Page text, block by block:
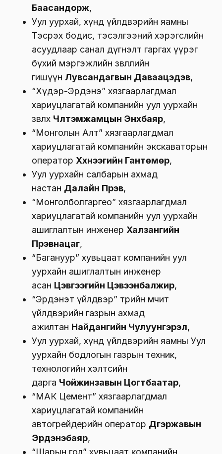
Баасандорж,
Уул уурхай, хүнд үйлдвэрийн яамны
Тэсрэх бодис, тэсэлгээний хэрэгслийн
асуудлаар санал дүгнэлт гаргах үүрэг
бүхий мэргэжлийн зөвлөлийн
гишүүн Лувсандагвын Даваацэдэв,
“Хүдэр-Эрдэнэ” хязгаарлагдмал
хариуцлагатай компанийн уул уурхайн
зөвлөх Чүлтэмжамцын Энхбаяр,
“Монголын Алт” хязгаарлагдмал
хариуцлагатай компанийн экскаваторын
оператор Хүүхнээгийн Гантөмөр,
Уул уурхайн салбарын ахмад
настан Далайн Пүрэв,
“Монголболгаргео” хязгаарлагдмал
хариуцлагатай компанийн уул уурхайн
ашиглалтын инженер Халзангийн
Пүрэвнацаг,
“Багануур” хувьцаат компанийн уул
уурхайн ашиглалтын инженер
асан Цэвгээгийн Цэвээнбалжир,
“Эрдэнэт үйлдвэр” төрийн өмчит
үйлдвэрийн газрын ахмад
ажилтан Найдангийн Чулуунгэрэл,
Уул уурхай, хүнд үйлдвэрийн яамны Уул
уурхайн бодлогын газрын техник,
технологийн хэлтсийн
дарга Чойжинзавын Цогтбаатар,
“МАК Цемент” хязгаарлагдмал
хариуцлагатай компанийн
автогрейдерийн оператор Дүгэржавын
Эрдэнэбаяр,
“Шарын гол” хувьцаат компанийн